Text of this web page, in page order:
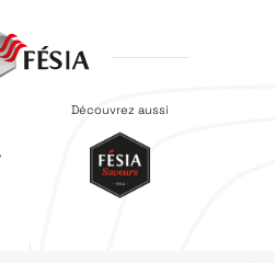
Découvrez aussi